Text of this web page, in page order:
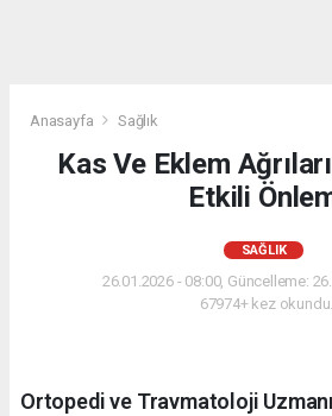
Anasayfa Sağlık
Kas Ve Eklem
Etkili
SAĞLIK
26.01.2026 - 08:00, Güncelleme:
67974+ kez okundu.
Ortopedi ve Travmatoloji